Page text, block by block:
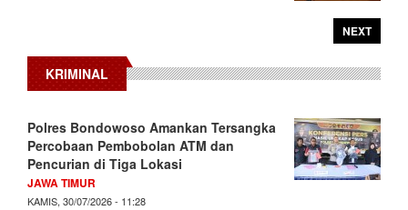
NEXT
KRIMINAL
Polres Bondowoso Amankan Tersangka
Percobaan Pembobolan ATM dan
Pencurian di Tiga Lokasi
JAWA TIMUR
KAMIS, 30/07/2026 - 11:28